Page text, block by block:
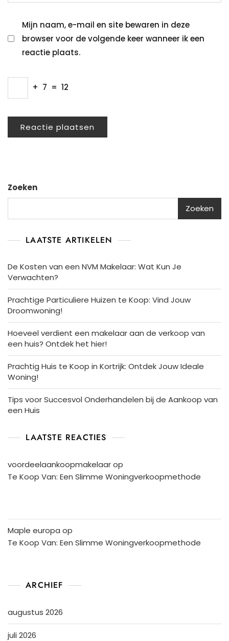
Mijn naam, e-mail en site bewaren in deze
browser voor de volgende keer wanneer ik een
reactie plaats.
+ 7 = 12
Zoeken
Zoeken
LAATSTE ARTIKELEN
De Kosten van een NVM Makelaar: Wat Kun Je
Verwachten?
Prachtige Particuliere Huizen te Koop: Vind Jouw
Droomwoning!
Hoeveel verdient een makelaar aan de verkoop van
een huis? Ontdek het hier!
Prachtig Huis te Koop in Kortrijk: Ontdek Jouw Ideale
Woning!
Tips voor Succesvol Onderhandelen bij de Aankoop van
een Huis
LAATSTE REACTIES
voordeelaankoopmakelaarop
Te Koop Van: Een Slimme Woningverkoopmethode
Maple europa op
Te Koop Van: Een Slimme Woningverkoopmethode
ARCHIEF
augustus 2026
juli 2026